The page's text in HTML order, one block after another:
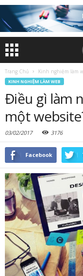
Trang Chủ Kinh nghiệm làm
KINH NGHIỆM LÀM WEB
Điều gì làm
một
03/02/2017 3176
Facebook